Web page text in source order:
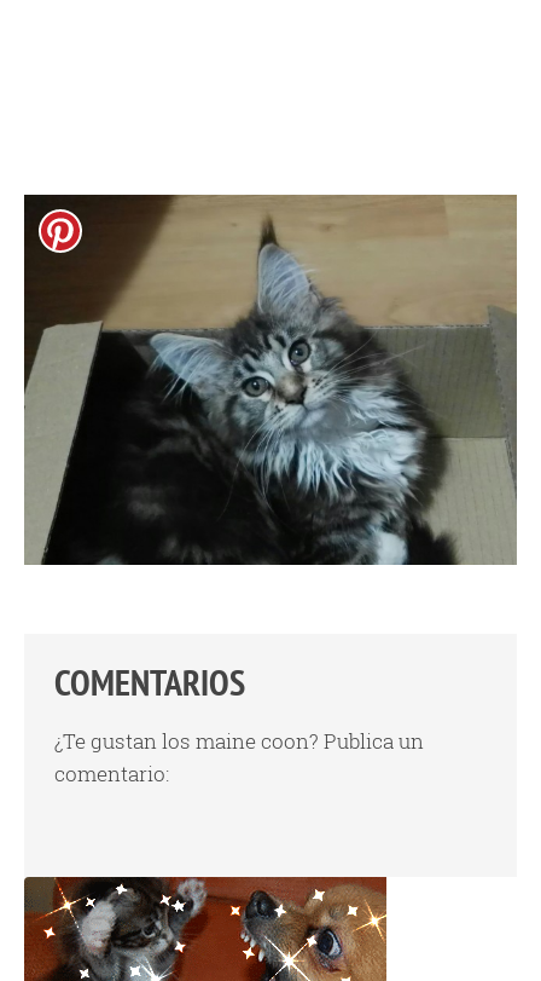
COMENTARIOS
¿Te gustan los maine coon? Publica un
comentario: